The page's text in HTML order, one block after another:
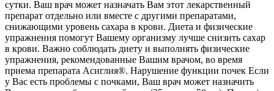
сутки. Ваш врач может назначать Вам этот лекарственный
препарат отдельно или вместе с другими препаратами,
снижающими уровень сахара в крови. Диета и физические
упражнения помогут Вашему организму лучше снизить сахар
в крови. Важно соблюдать диету и выполнять физические
упражнения, рекомендованные Вашим врачом, во время
приема препарата Асиглия®. Нарушение функции почек Если
у Вас есть проблемы с почками, Ваш врач может назначить